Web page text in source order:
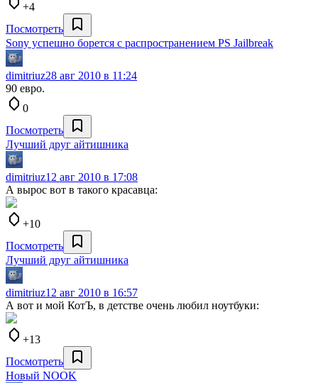
+4
Посмотреть
Sony успешно борется с распространением PS Jailbreak
dimitriuz28 авг 2010 в 11:24
90 евро.
0
Посмотреть
Лучший друг айтишника
dimitriuz12 авг 2010 в 17:08
А вырос вот в такого красавца:
+10
Посмотреть
Лучший друг айтишника
dimitriuz12 авг 2010 в 16:57
А вот и мой КотЪ, в детстве очень любил ноутбуки:
+13
Посмотреть
Новый NOOK